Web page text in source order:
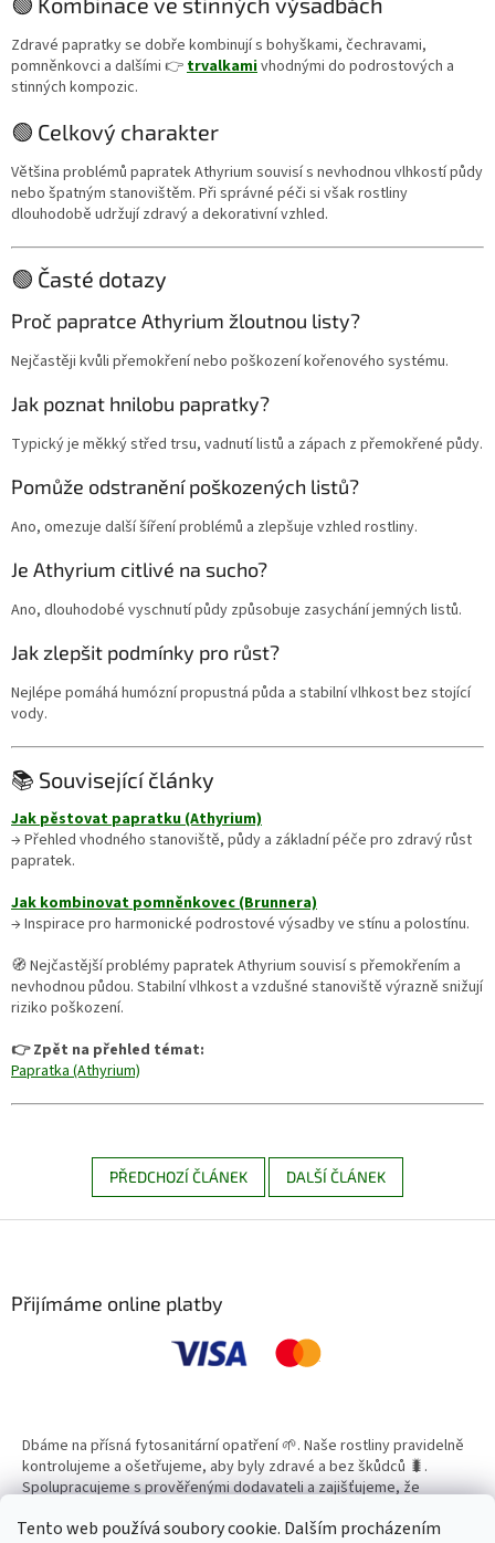
Tento web používá soubory cookie. Dalším procházením
Zdravé papratky se dobře kombinují s bohyškami, čechravami,
pomněnkovci a dalšími 👉 trvalkamivhodnými do podrostových a
stinných kompozic.
🟢 Celkový charakter
Většina problémů papratek Athyrium souvisí s nevhodnou vlhkostí půdy
nebo špatným stanovištěm. Při správné péči si však rostliny
dlouhodobě udržují zdravý a dekorativní vzhled.
🟢 Časté dotazy
Proč papratce Athyrium žloutnou listy?
Nejčastěji kvůli přemokření nebo poškození kořenového systému.
Jak poznat hnilobu papratky?
Typický je měkký střed trsu, vadnutí listů a zápach z přemokřené půdy.
Pomůže odstranění poškozených listů?
Ano, omezuje další šíření problémů a zlepšuje vzhled rostliny.
Je Athyrium citlivé na sucho?
Ano, dlouhodobé vyschnutí půdy způsobuje zasychání jemných listů.
Jak zlepšit podmínky pro růst?
Nejlépe pomáhá humózní propustná půda a stabilní vlhkost bez stojící
vody.
📚 Související články
Jak pěstovat papratku (Athyrium)
→ Přehled vhodného stanoviště, půdy a základní péče pro zdravý růst
papratek.
Jak kombinovat pomněnkovec (Brunnera)
→ Inspirace pro harmonické podrostové výsadby ve stínu a polostínu.
🧭 Nejčastější problémy papratek Athyrium souvisí s přemokřením a
nevhodnou půdou. Stabilní vlhkost a vzdušné stanoviště výrazně snižují
riziko poškození.
👉 Zpět na přehled témat:
Papratka (Athyrium)
PŘEDCHOZÍ ČLÁNEK DALŠÍ ČLÁNEK
Přijímáme online platby
Dbáme na přísná fytosanitární opatření 🌱. Naše rostliny pravidelně
kontrolujeme a ošetřujeme, aby byly zdravé a bez škůdců 🐛.
Spolupracujeme s prověřenými dodavateli a zajišťujeme, že